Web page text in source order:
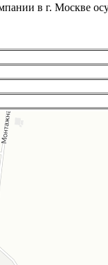
в г. Москве